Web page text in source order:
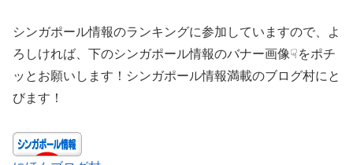
シンガポール情報のランキングに参加していますので、よ
ろしければ、下のシンガポール情報のバナー画像☟をポチ
ッとお願いします！シンガポール情報満載のブログ村にと
びます！